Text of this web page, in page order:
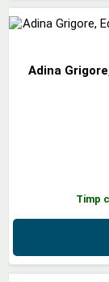
Adina
Timp